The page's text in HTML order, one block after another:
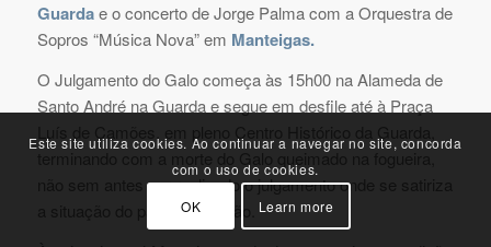
Guardae o concerto de Jorge Palma com a Orquestra de
Sopros “Música Nova” em Manteigas.
O Julgamento do Galo começa às 15h00 na Alameda de
Santo André na Guarda e segue em desfile até à Praça
terminando com a morte do Galo queimado na fogueira,
não sem antes ser realizado o julgamento onde se satiriza
a situação do país e da região.
Este site utiliza cookies. Ao continuar a navegar no site, concorda
com o uso de cookies.
OK
Learn more